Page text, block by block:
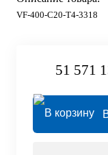
VF-400-C20-T4-3318
51 571